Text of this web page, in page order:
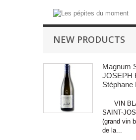
NEW PRODUCTS
Magnum
JOSEPH
Stéphane
VIN
SAINT-
(grand vin
de la...